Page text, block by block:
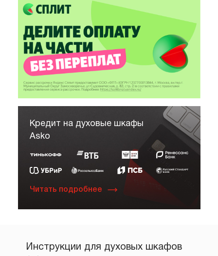
Кредит на духовые шкафы
Asko
Читать подробнее
Инструкции для духовых шкафов